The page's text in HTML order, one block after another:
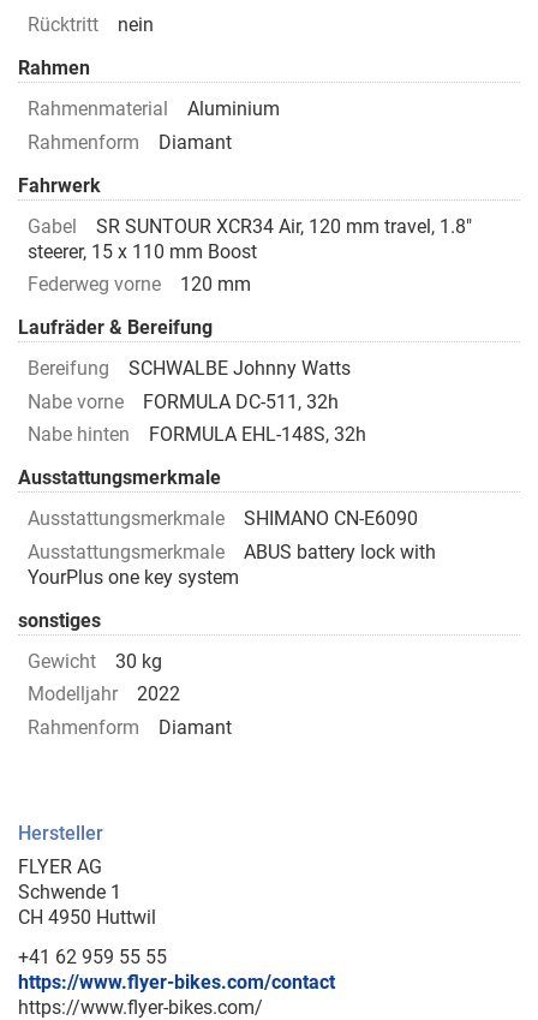
Rücktritt
nein
Rahmen
Rahmenmaterial
Aluminium
Rahmenform
Diamant
Fahrwerk
Gabel
SR SUNTOUR XCR34 Air, 120 mm travel, 1.8"
steerer, 15 x 110 mm Boost
Federweg vorne
120 mm
Laufräder & Bereifung
Bereifung
SCHWALBE Johnny Watts
Nabe vorne
FORMULA DC-511, 32h
Nabe hinten
FORMULA EHL-148S, 32h
Ausstattungsmerkmale
Ausstattungsmerkmale
SHIMANO CN-E6090
Ausstattungsmerkmale
ABUS battery lock with
YourPlus one key system
sonstiges
Gewicht
30 kg
Modelljahr
2022
Rahmenform
Diamant
Hersteller
FLYER AG
Schwende 1
CH 4950 Huttwil
+41 62 959 55 55
https://www.flyer-bikes.com/contact
https://www.flyer-bikes.com/